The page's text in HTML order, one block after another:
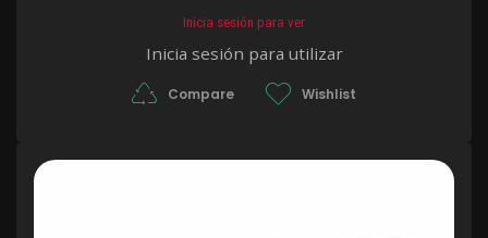
Inicia sesión para ver
Inicia sesión para utilizar
Compare Wishlist